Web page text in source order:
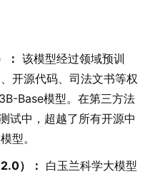
： 该模型经过领域预训
开源代码、司法文书等权
Base模型。在第三方法
试中，超越了所有开源中
型。
）： 白玉兰科学大模型